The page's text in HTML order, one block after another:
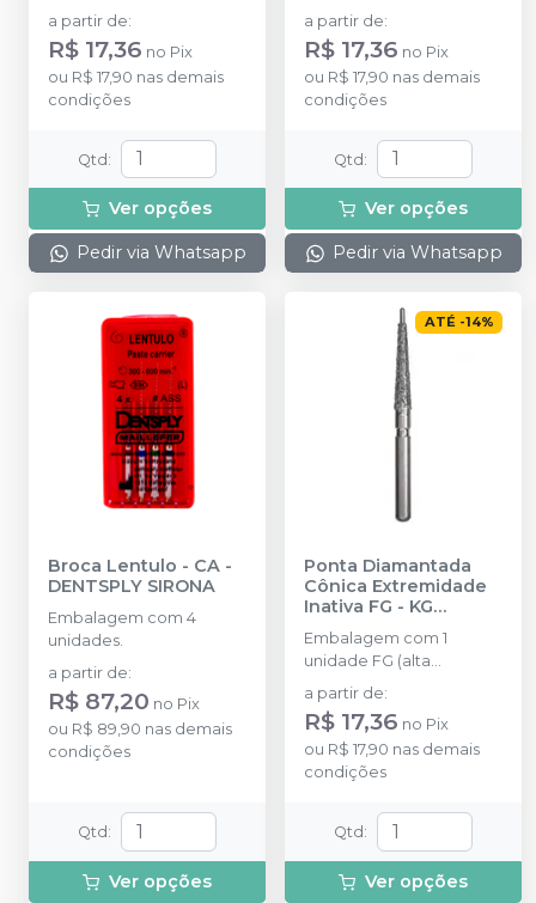
rotação).
a partir de:
R$ 17,36 no Pix
ou R$ 17,90 nas demais
condições
Qtd:
Ver opções
Pedir via Whatsapp
a partir de:
R$ 17,36 no Pix
ou R$ 17,90 nas demais
condições
Qtd:
Ver opções
Pedir via Whatsapp
Broca Lentulo - CA -
DENTSPLY SIRONA
Embalagem com 4
unidades.
a partir de:
R$ 87,20 no Pix
ou R$ 89,90 nas demais
condições
Qtd :
Ver opções
ATÉ -14%
Ponta Diamantada
Cônica Extremidade
Inativa FG - KG
SORENSEN
Embalagem com 1
unidade FG (alta
rotação).
a partir de:
R$ 17,36 no Pix
ou R$ 17,90 nas demais
condições
Qtd :
Ver opções